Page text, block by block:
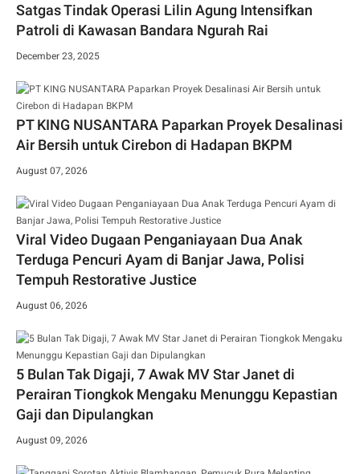
Satgas Tindak Operasi Lilin Agung Intensifkan
Patroli di Kawasan Bandara Ngurah Rai
December 23, 2025
PT KING NUSANTARA Paparkan Proyek Desalinasi
Air Bersih untuk Cirebon di Hadapan BKPM
August 07, 2026
Viral Video Dugaan Penganiayaan Dua Anak
Terduga Pencuri Ayam di Banjar Jawa, Polisi
Tempuh Restorative Justice
August 06, 2026
5 Bulan Tak Digaji, 7 Awak MV Star Janet di
Perairan Tiongkok Mengaku Menunggu Kepastian
Gaji dan Dipulangkan
August 09, 2026